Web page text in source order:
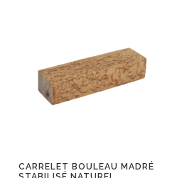
CARRELET BOULEAU MADRÉ